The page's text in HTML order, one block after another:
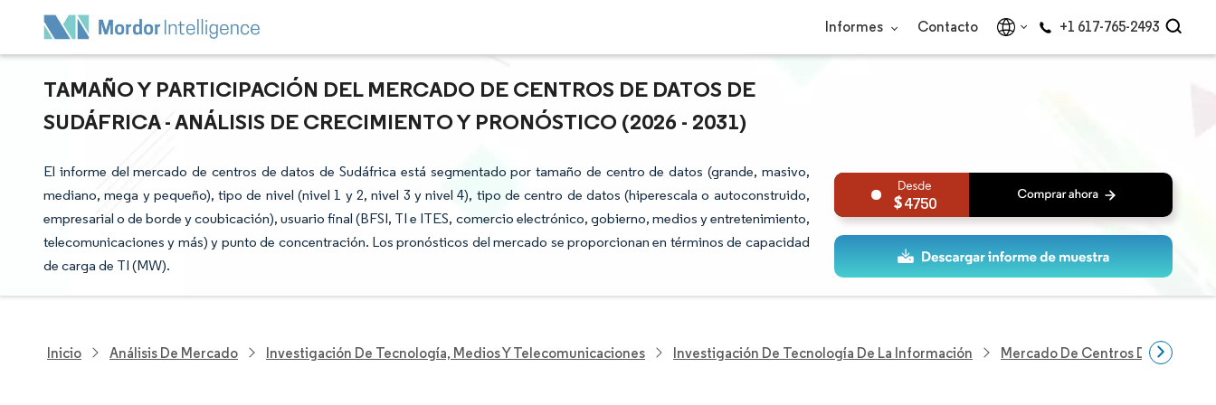
Informes Contacto +1 617-765-2493
TAMAÑO Y PARTICIPACIÓN DEL MERCADO DE CENTROS DE DATOS DE
SUDÁFRICA - ANÁLISIS DE CRECIMIENTO Y PRONÓSTICO (2026 - 2031)
El informe del mercado de centros de datos de Sudáfrica está segmentado por tamaño de centro de datos (grande, masivo,
mediano, mega y pequeño), tipo de nivel (nivel 1 y 2, nivel 3 y nivel 4), tipo de centro de datos (hiperescala o autoconstruido,
empresarial o de borde y coubicación), usuario final (BFSI, TI e ITES, comercio electrónico, gobierno, medios y entretenimiento,
telecomunicaciones y más) y punto de concentración. Los pronósticos del mercado se proporcionan en términos de capacidad
de carga de TI (MW).
4750
Inicio Análisis De Mercado Investigación De Tecnología, Medios Y Telecomunicaciones Investigación De Tecnología De La Información Mercado De Centros De Datos